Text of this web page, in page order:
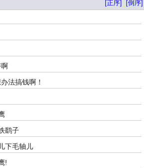
[正序] [倒序]
法搞钱啊！
鹞子
下毛轴儿
!